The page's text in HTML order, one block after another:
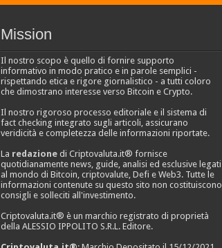
Mission
Il nostro scopo è quello di fornire supporto
informativo in modo pratico e in parole semplici -
rispettando etica e rigore giornalistico - a tutti coloro
che dimostrano interesse verso Bitcoin e Crypto.
Il nostro rigoroso processo editoriale e il sistema di
fact checking integrato sugli articoli, assicurano
veridicità e completezza delle informazioni riportate.
La redazionedi Criptovaluta.it® fornisce
quotidianamente news, guide, analisi ed esclusive legati
al mondo di Bitcoin, criptovalute, Defi e Web3. Tutte le
informazioni contenute su questo sito non costituiscono
consigli e solleciti all'investimento.
Criptovaluta.it® è un marchio registrato di proprietà
della ALESSIO IPPOLITO S.R.L. Editore.